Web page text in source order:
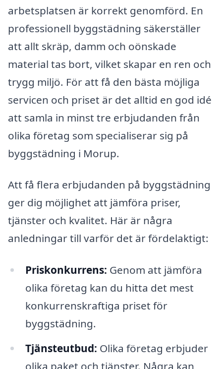
arbetsplatsen är korrekt genomförd. En
professionell byggstädning säkerställer
att allt skräp, damm och oönskade
material tas bort, vilket skapar en ren och
trygg miljö. För att få den bästa möjliga
servicen och priset är det alltid en god idé
att samla in minst tre erbjudanden från
olika företag som specialiserar sig på
byggstädning i Morup.
Att få flera erbjudanden på byggstädning
ger dig möjlighet att jämföra priser,
tjänster och kvalitet. Här är några
anledningar till varför det är fördelaktigt:
Priskonkurrens: Genom att jämföra
olika företag kan du hitta det mest
konkurrenskraftiga priset för
byggstädning.
Tjänsteutbud: Olika företag erbjuder
olika paket och tjänster. Några kan